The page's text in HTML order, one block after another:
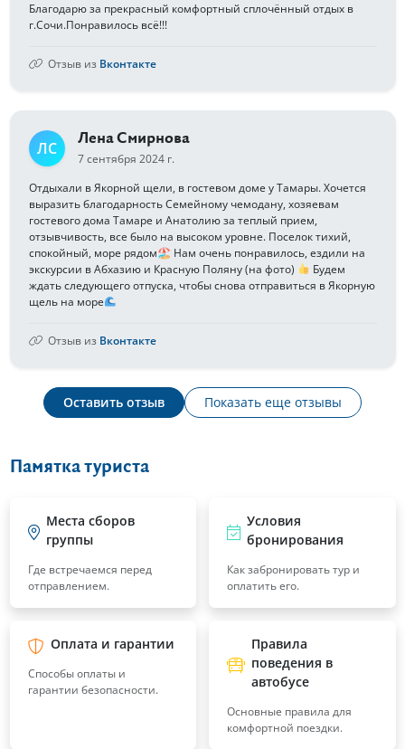
Благодарю за прекрасный комфортный сплочённый отдых в
г.Сочи.Понравилось всё!!!
Отзыв из Вконтакте
ЛС
Лена Смирнова
7 сентября 2024 г.
Отдыхали в Якорной щели, в гостевом доме у Тамары. Хочется
выразить благодарность Семейному чемодану, хозяевам
гостевого дома Тамаре и Анатолию за теплый прием,
отзывчивость, все было на высоком уровне. Поселок тихий,
спокойный, море рядом🏖 Нам очень понравилось, ездили на
экскурсии в Абхазию и Красную Поляну (на фото)
Будем
ждать следующего отпуска, чтобы снова отправиться в Якорную
щель на море
Отзыв из Вконтакте
Оставить отзыв Показать еще отзывы
Памятка туриста
Места сборов
группы
Где встречаемся перед
отправлением.
Условия
бронирования
Как забронировать тур и
оплатить его.
Оплата и гарантии
Способы оплаты и
гарантии безопасности.
Правила
поведения в
автобусе
Основные правила для
комфортной поездки.